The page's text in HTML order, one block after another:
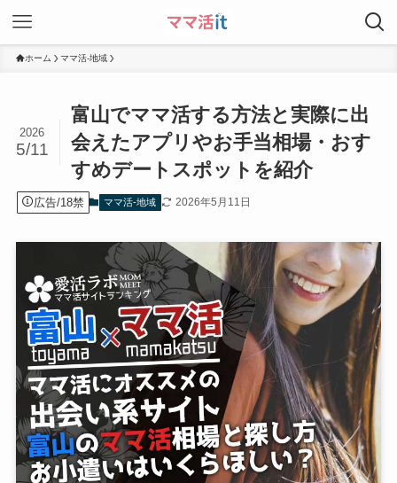
ホーム ママ活-地域
富山でママ活する方法と実際に出
会えたアプリやお手当相場・おす
すめデートスポットを紹介
2026
5/11
広告/18禁 ママ活-地域 2026年5月11日